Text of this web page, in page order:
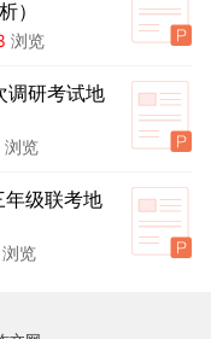
）
浏览
调研考试地
浏览
级联考地
浏览